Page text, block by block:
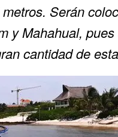
Serán
y Mahahual,
cantidad de